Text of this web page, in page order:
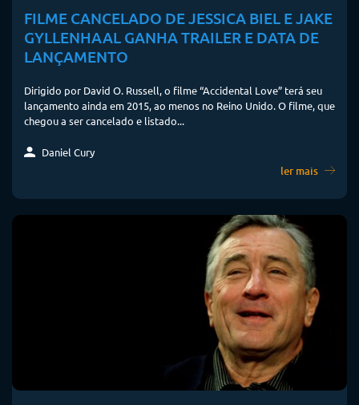
FILME CANCELADO DE JESSICA BIEL E JAKE
GYLLENHAAL GANHA TRAILER E DATA DE
LANÇAMENTO
Dirigido por David O. Russell, o filme “Accidental Love” terá seu
lançamento ainda em 2015, ao menos no Reino Unido. O filme, que
chegou a ser cancelado e listado...
Daniel Cury
ler mais